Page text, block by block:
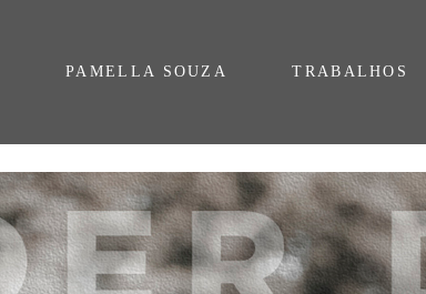
PAMELLA SOUZA TRABALHOS